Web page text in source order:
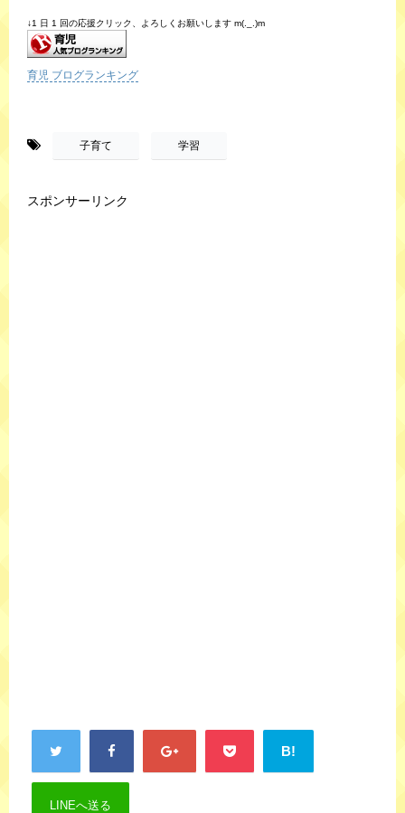
↓1 日 1 回の応援クリック、よろしくお願いします m(._.)m
育児 ブログランキング
子育て 学習
スポンサーリンク
B!
LINEへ送る